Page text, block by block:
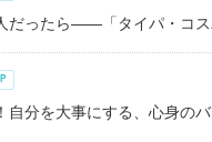
だったら――「タイパ・コス
自分を大事にする、心身の